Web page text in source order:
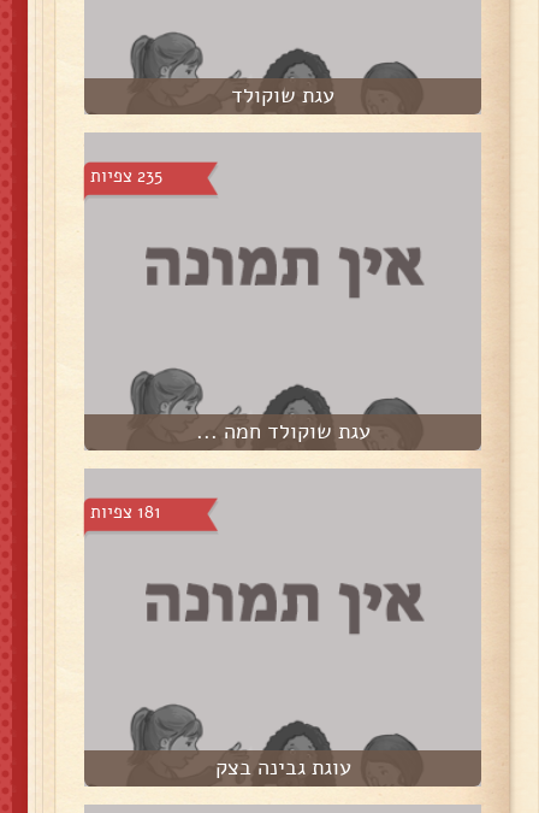
עגת שוקולד
235 צפיות
עגת שוקולד חמה ...
181 צפיות
עוגת גבינה בצק